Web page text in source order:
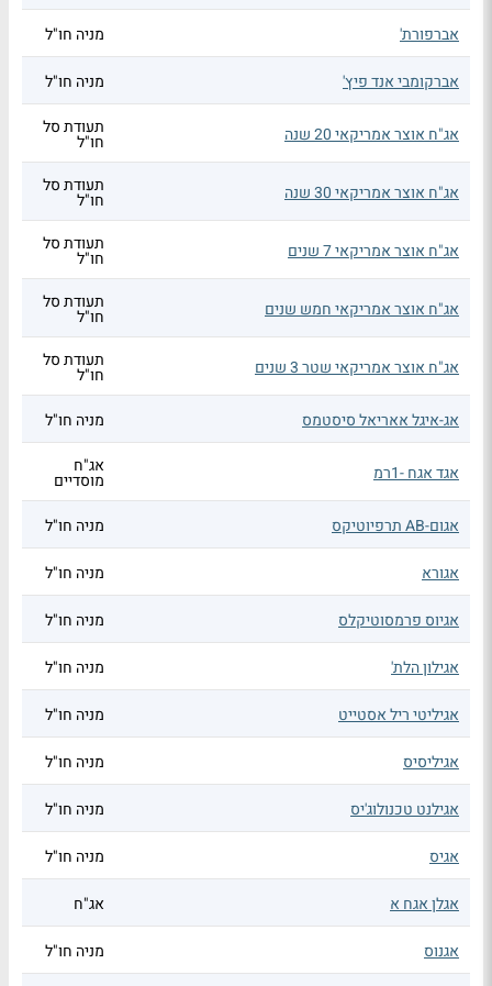
אברפורת' מניה חו"ל
אברקומבי אנד פיץ' מניה חו"ל
אג"ח אוצר אמריקאי 20 שנה תעודת סל
חו"ל
אג"ח אוצר אמריקאי 30 שנה תעודת סל
חו"ל
אג"ח אוצר אמריקאי 7 שנים תעודת סל
חו"ל
אג"ח אוצר אמריקאי חמש שנים תעודת סל
חו"ל
אג"ח אוצר אמריקאי שטר 3 שנים תעודת סל
חו"ל
אג-איגל אאריאל סיסטמס
מניה חו"ל
אגד אגח -1רמ אג"ח
מוסדיים
אגום-AB תרפיוטיקס
מניה חו"ל
אגורא מניה חו"ל
אגיוס פרמסוטיקלס מניה חו"ל
אגילון הלת' מניה חו"ל
אגיליטי ריל אסטייט מניה חו"ל
אגיליסיס מניה חו"ל
אגילנט טכנולוג'יס מניה חו"ל
אגיס מניה חו"ל
אגלן אגח א אג"ח
אגנוס מניה חו"ל